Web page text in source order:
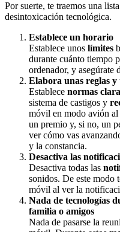
Por suerte, te traemos una
desintoxicación tecnológica.
Establece un horario
Establece unos límites
durante cuánto tiempo
ordenador, y asegúrate
Elabora unas reglas y
Establece normas
sistema de castigos y
móvil en modo avión al
un premio y, si no, un
ver cómo vas
y la constancia.
Desactiva las
Desactiva todas las
sonidos. De este modo
móvil al ver la
Nada de tecnologías
familia o amigos
Nada de pasarse la